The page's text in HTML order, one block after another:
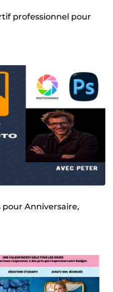
professionnel pour
pour Anniversaire,